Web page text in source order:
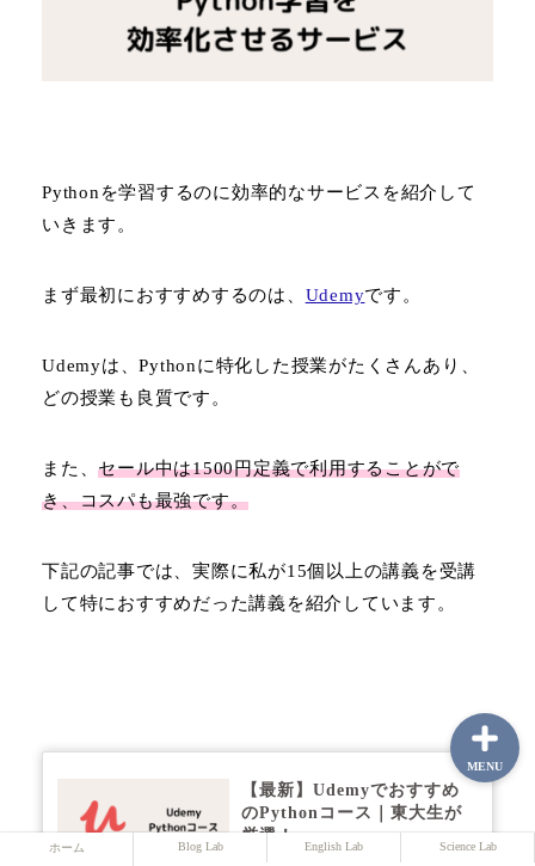
Pythonを学習するのに効率的なサービスを紹介して
いきます。
まず最初におすすめするのは、 Udemyです。
Udemyは、Pythonに特化した授業がたくさんあり、
どの授業も良質です。
また、セール中は1500円定義で利用することがで
き、コスパも最強です。
下記の記事では、実際に私が15個以上の講義を受講
して特におすすめだった講義を紹介しています。
【最新】Udemyでおすすめ
のPythonコース｜東大生が
厳選！
ホーム Blog Lab English Lab Science Lab
MENU
English Lab